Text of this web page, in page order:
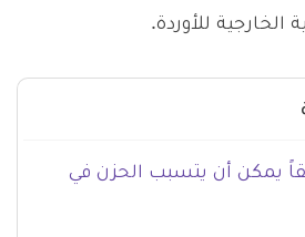
الخارجية للأوردة.
يمكن أن يتسبب الحزن في